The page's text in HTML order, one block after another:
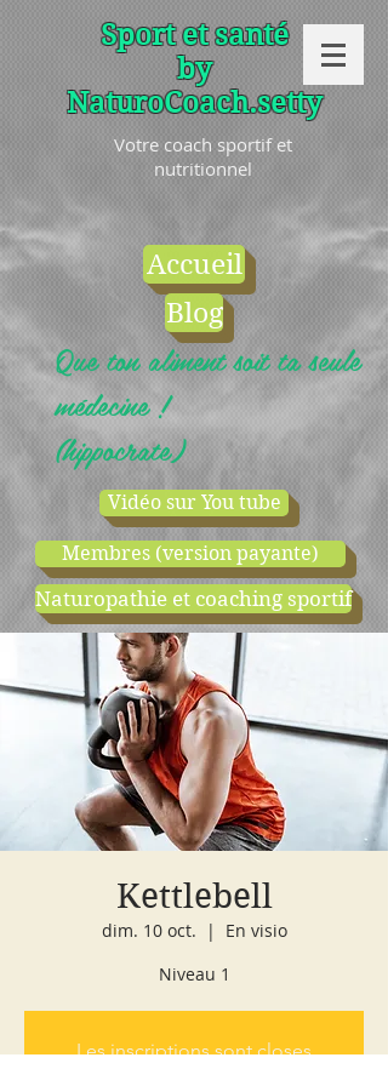
Sport et santé
by
NaturoCoach.setty
Votre coach sportif et
nutritionnel
Accueil
Blog
Que ton aliment soit ta seule
médecine !
(hippocrate)
Vidéo sur You tube
Membres (version payante)
Naturopathie et coaching sportif
cours d'essai boutique
Kettlebell
dim. 10 oct.
  |
En visio
Niveau 1
Les inscriptions sont closes